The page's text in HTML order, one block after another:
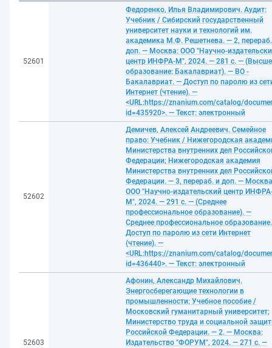
52601
Федоренко, Илья Владимирович. Аудит:
Учебник / Сибирский государственный
университет науки и технологий им.
академика М.Ф. Решетнева. — 2,
доп. — Москва: ООО "Научно-
центр ИНФРА-М", 2024. — 281 с. —
образование: Бакалавриат). — ВО -
Бакалавриат. — Доступ по паролю из
Интернет (чтение). —
<URL:https://znanium.com/catalog/
id=435920>. — Текст: электронный
52602
Демичев, Алексей Андреевич. Семейное
право: Учебник / Нижегородская
Министерства внутренних дел
Федерации; Нижегородская академия
Министерства внутренних дел
Федерации. — 3, перераб. и доп. —
ООО "Научно-издательский центр
М", 2024. — 291 с. — (Среднее
профессиональное образование). —
Среднее профессиональное
Доступ по паролю из сети Интернет
(чтение). —
<URL:https://znanium.com/catalog/
id=436440>. — Текст: электронный
52603
Афонин, Александр Михайлович.
Энергосберегающие технологии в
промышленности: Учебное пособие /
Московский гуманитарный университет;
Министерство труда и социальной
Российской Федерации. — 2. — Москва:
Издательство "ФОРУМ", 2024. — 271 с. —